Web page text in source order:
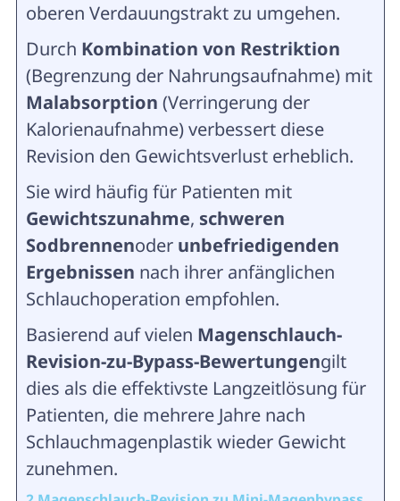
oberen Verdauungstrakt zu umgehen.
Durch Kombination von Restriktion
(Begrenzung der Nahrungsaufnahme) mit
Malabsorption (Verringerung der
Kalorienaufnahme) verbessert diese
Revision den Gewichtsverlust erheblich.
Sie wird häufig für Patienten mit
Gewichtszunahme, schweren
Sodbrennenoder unbefriedigenden
Ergebnissen nach ihrer anfänglichen
Schlauchoperation empfohlen.
Basierend auf vielen Magenschlauch-
Revision-zu-Bypass-Bewertungengilt
dies als die effektivste Langzeitlösung für
Patienten, die mehrere Jahre nach
Schlauchmagenplastik wieder Gewicht
zunehmen.